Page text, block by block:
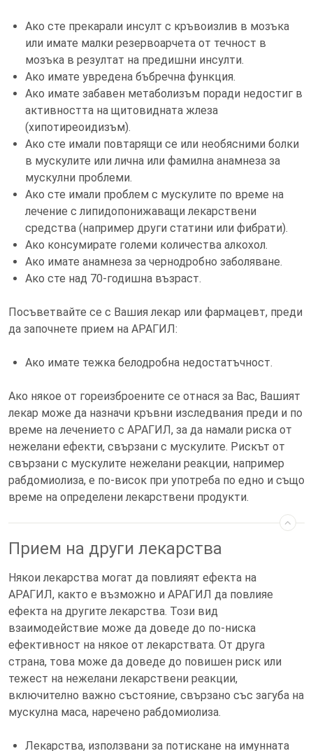
Ако сте прекарали инсулт с кръвоизлив в мозъка
или имате малки резервоарчета от течност в
мозъка в резултат на предишни инсулти.
Ако имате увредена бъбречна функция.
Ако имате забавен метаболизъм поради недостиг в
активността на щитовидната жлеза
(хипотиреоидизъм).
Ако сте имали повтарящи се или необясними болки
в мускулите или лична или фамилна анамнеза за
мускулни проблеми.
Ако сте имали проблем с мускулите по време на
лечение с липидопонижаващи лекарствени
средства (например други статини или фибрати).
Ако консумирате големи количества алкохол.
Ако имате анамнеза за чернодробно заболяване.
Ако сте над 70-годишна възраст.
Посъветвайте се с Вашия лекар или фармацевт, преди
да започнете прием на АРАГИЛ:
Ако имате тежка белодробна недостатъчност.
Ако някое от гореизброените се отнася за Вас, Вашият
лекар може да назначи кръвни изследвания преди и по
време на лечението с АРАГИЛ, за да намали риска от
нежелани ефекти, свързани с мускулите. Рискът от
свързани с мускулите нежелани реакции, например
рабдомиолиза, е по-висок при употреба по едно и също
време на определени лекарствени продукти.
Прием на други лекарства
Някои лекарства могат да повлияят ефекта на
АРАГИЛ, както е възможно и АРАГИЛ да повлияе
ефекта на другите лекарства. Този вид
взаимодействие може да доведе до по-ниска
ефективност на някое от лекарствата. От друга
страна, това може да доведе до повишен риск или
тежест на нежелани лекарствени реакции,
включително важно състояние, свързано със загуба на
мускулна маса, наречено рабдомиолиза.
Лекарства, използвани за потискане на имунната